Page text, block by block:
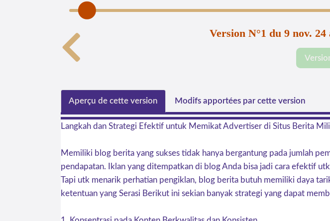
Version N°1 du 9 nov.
Aperçu de cette version Modifs apportées par cette version